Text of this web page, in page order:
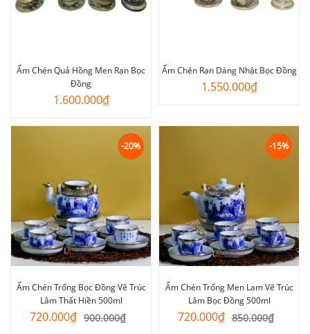
Ấm Chén Quả Hồng Men Rạn Bọc
Đồng
1.600.000₫
Ấm Chén Rạn Dáng Nhật Bọc Đồng
1.550.000₫
-20%
Ấm Chén Trống Bọc Đồng Vẽ Trúc
Lâm Thất Hiền 500ml
900.000₫
Giá
720.000₫Giá
-15%
Ấm Chén Trống Men Lam Vẽ Trúc
Lâm Bọc Đồng 500ml
850.000₫
Giá
720.000₫Giá